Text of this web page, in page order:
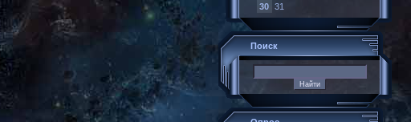
30 31
Поиск